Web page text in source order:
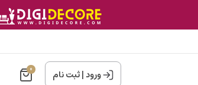
ورود|ثبت نام 0